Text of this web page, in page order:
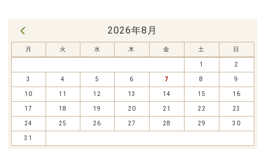
2026年8月
月 火 水 木 金 土 日
1 2
3 4 5 6 7 8 9
10 11 12 13 14 15 16
17 18 19 20 21 22 23
24 25 26 27 28 29 30
31